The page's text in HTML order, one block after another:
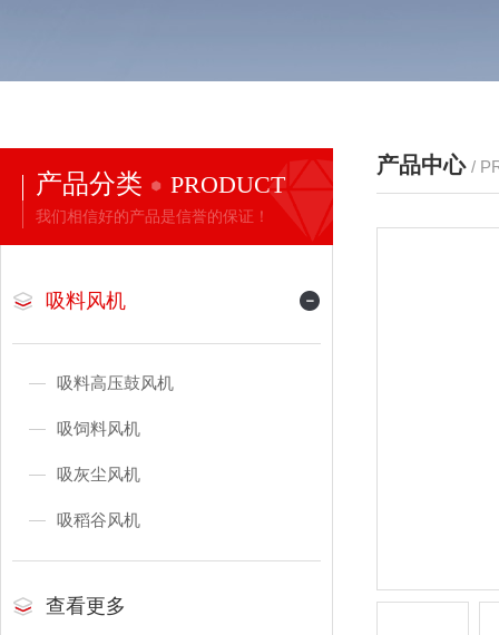
产品分类 PRODUCT
我们相信好的产品是信誉的保证！
吸料风机
吸料高压鼓风机
吸饲料风机
吸灰尘风机
吸稻谷风机
查看更多
产品中心 /